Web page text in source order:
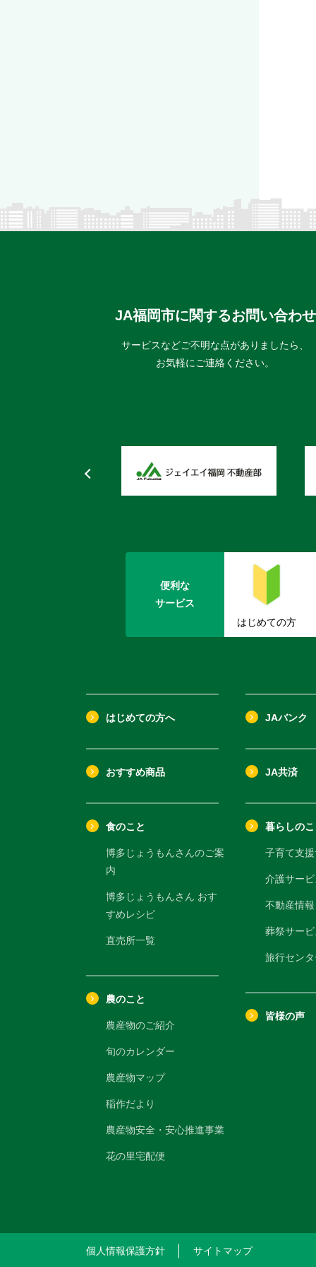
JA福岡市に関するお問い合わせ
サービスなどご不明な点がありましたら、
お気軽にご連絡ください。
便利な
サービス
はじめての方
はじめての方へ
おすすめ商品
食のこと
博多じょうもんさんのご案
内
博多じょうもんさん おす
すめレシピ
直売所一覧
農のこと
農産物のご紹介
旬のカレンダー
農産物マップ
稲作だより
農産物安全・安心推進事業
花の里宅配便
JAバンク
JA共済
暮らしの
子育て支
介護サー
不動産情報
葬祭サー
旅行セン
皆様の声
個人情報保護方針 サイトマップ